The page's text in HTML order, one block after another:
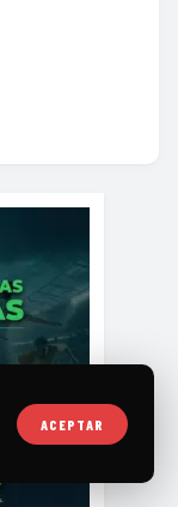
ACEPTAR